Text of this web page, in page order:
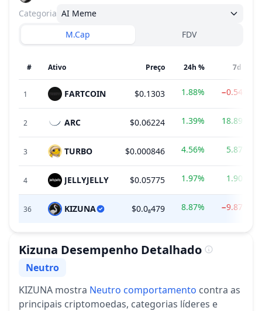
Categoria AI Meme
M.Cap
FDV
# Ativo Preço 24h % 7d %
1 FARTCOIN $0.1303 1.88% −0.54%
2 ARC $0.06224 1.39% 18.89%
3 TURBO $0.000846 4.56% 5.87%
4 JELLYJELLY $0.05775 1.97% 1.90%
36 KIZUNA $0.0₈479 8.87% −9.87%
Kizuna Desempenho Detalhado
Sentimento
Neutro
KIZUNA mostra Neutro comportamento contra as
principais criptomoedas, categorias líderes e